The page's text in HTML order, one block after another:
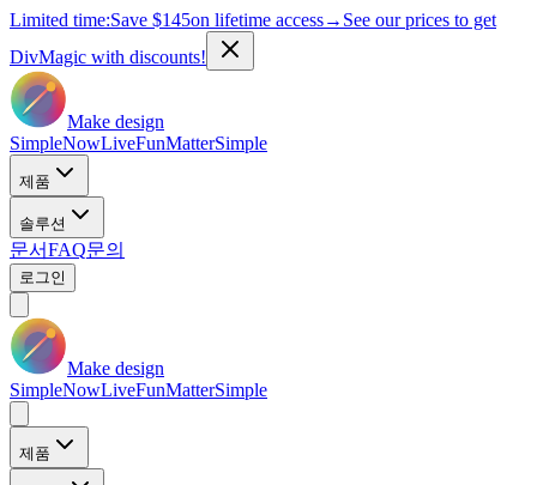
Limited time:Save $145on lifetime access→ See our prices to get
DivMagic with discounts!
Make design
SimpleNowLiveFunMatterSimple
제품
솔루션
문서FAQ문의
로그인
Make design
SimpleNowLiveFunMatterSimple
제품